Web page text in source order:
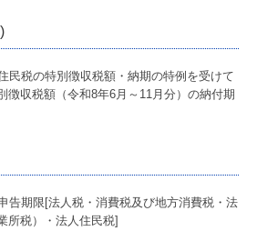
民税の特別徴収税額・納期の特例を受けて
徴収税額（令和8年6月～11月分）の納付期
告期限[法人税・消費税及び地方消費税・法
所税）・法人住民税]